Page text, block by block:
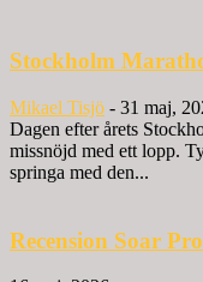
Stockholm
Mikael Tisjö - 31 maj,
Dagen efter årets
missnöjd med ett lopp.
springa med den...
Recension Soar